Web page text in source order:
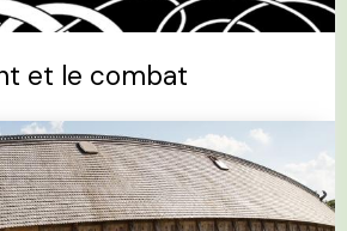
et le combat